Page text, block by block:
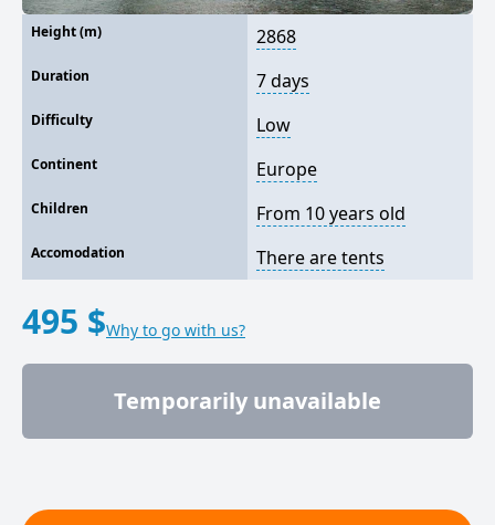
Height (m) 2868
Duration 7 days
Difficulty Low
Continent Europe
Children From 10 years old
Accomodation There are tents
495 $Why to go with us?
Temporarily unavailable